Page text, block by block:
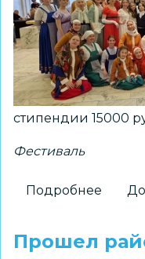
стипендии 15000
Фестиваль
Подробнее
Прошел